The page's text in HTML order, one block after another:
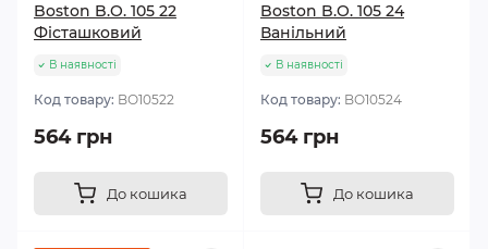
Boston B.O. 105 22
Фісташковий
В наявності
Код товару: BО10522
564 грн
До кошика
Boston B.O. 105 24
Ванільний
В наявності
Код товару: BО10524
564 грн
До кошика